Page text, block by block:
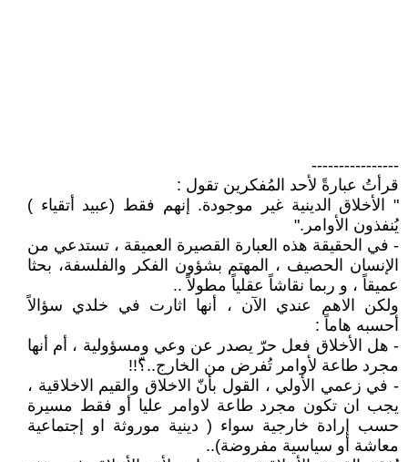
----------------
قرأتُ عبارةً لأحد المُفكرين تقول :
" الأخلاق الدينية غير موجودة. إنهم فقط (عبيد أتقياء )
يُنفذون الأوامر."
- في الحقيقة هذه العبارة القصيرة العميقة ، تستدعي من
الإنسان الحصيف ، المهتم بشؤون الفكر والفلسفة، بحثا
عميقاً ، و ربما نقاشاً عقلياً مطولاً ..
ولكن الاهم عندي الآن ، أنها اثارت في خلدي سؤالاً
أحسبه هاماً :
- هل الأخلاق فعل حرّ يصدر عن وعي ومسؤولية ، أم أنها
مجرد طاعة لأوامر تُفرض من الخارج..؟ّ!!
- في زعمي الأولي ، القول بأنّ الاخلاق والقيم الاخلاقية ،
يجب ان تكون مجرد طاعة لاوامر عليا أو فقط مسيرة
حسب إرادة خارجية سواء ( دينية موروثة او إجتماعية
معاشة أو سياسية مفروضة)..